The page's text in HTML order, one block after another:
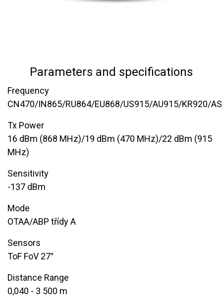
Parameters and specifications
Frequency
CN470/IN865/RU864/EU868/US915/AU915/KR920/
​Tx Power
16 dBm (868 MHz)/19 dBm (470 MHz)/22 dBm (915
MHz)
Sensitivity
-137 dBm
Mode
OTAA/ABP třídy A
​Sensors
ToF FoV ​27°
Distance Range
0,040 - 3 500 m